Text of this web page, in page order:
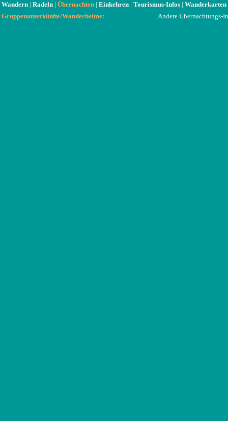
Wandern | Radeln | Übernachten | Einkehren | Tourismus-Infos | Wanderkarten
Gruppenunterkünfte/Wanderheime:
Andere Übernachtungs-